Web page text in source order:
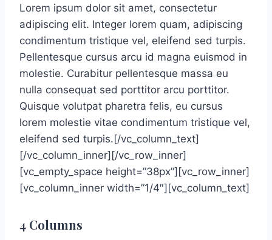
Lorem ipsum dolor sit amet, consectetur
adipiscing elit. Integer lorem quam, adipiscing
condimentum tristique vel, eleifend sed turpis.
Pellentesque cursus arcu id magna euismod in
molestie. Curabitur pellentesque massa eu
nulla consequat sed porttitor arcu porttitor.
Quisque volutpat pharetra felis, eu cursus
lorem molestie vitae condimentum tristique vel,
eleifend sed turpis.[/vc_column_text]
[/vc_column_inner][/vc_row_inner]
[vc_empty_space height=”38px”][vc_row_inner]
[vc_column_inner width=”1/4″][vc_column_text]
4 Columns